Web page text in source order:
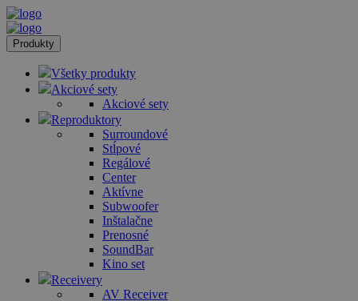
Produkty
Všetky produkty
Akciové sety
Akciové sety
Reproduktory
Surroundové
Stĺpové
Regálové
Center
Aktívne
Subwoofer
Inštalačne
Prenosné
SoundBar
Kino set
Receivery
AV Receiver